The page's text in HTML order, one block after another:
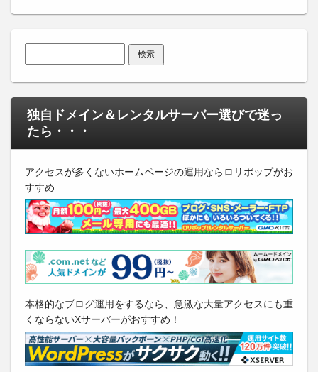
独自ドメイン＆レンタルサーバー選びで迷っ
たら・・・
アクセスが多くないホームページの運用ならロリポップがお
すすめ
本格的なブログ運用をするなら、急激な大量アクセスにも重
くならないXサーバーがおすすめ！